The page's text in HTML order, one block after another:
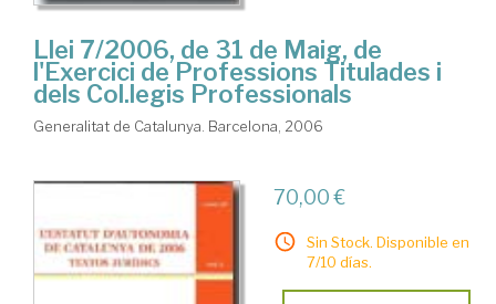
Llei 7/2006, de 31 de Maig, de
l'Exercici de Professions Titulades i
dels Col.legis Professionals
Generalitat de Catalunya. Barcelona, 2006
70,00 €
Sin Stock. Disponible en
7/10 días.